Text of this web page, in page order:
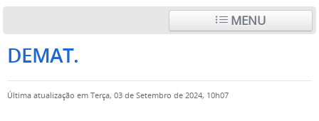
MENU
DEMAT.
Última atualização em Terça, 03 de Setembro de 2024, 10h07